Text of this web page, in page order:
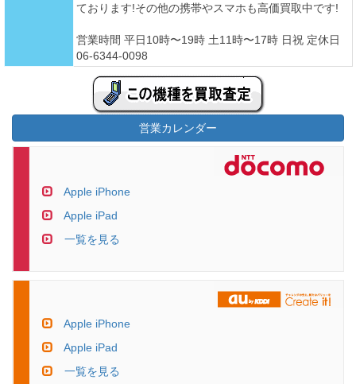
ております!その他の携帯やスマホも高価買取中です!
営業時間 平日10時〜19時 土11時〜17時 日祝 定休日
06-6344-0098
営業カレンダー
Apple iPhone
Apple iPad
一覧を見る
Apple iPhone
Apple iPad
一覧を見る